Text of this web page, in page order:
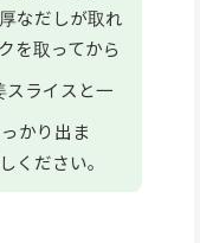
なだしが取れ
を取ってから
スライスと一
かり出ま
ください。